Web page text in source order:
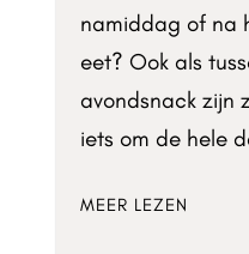
namiddag of na
eet? Ook als
avondsnack zijn
iets om de hele
MEER LEZEN